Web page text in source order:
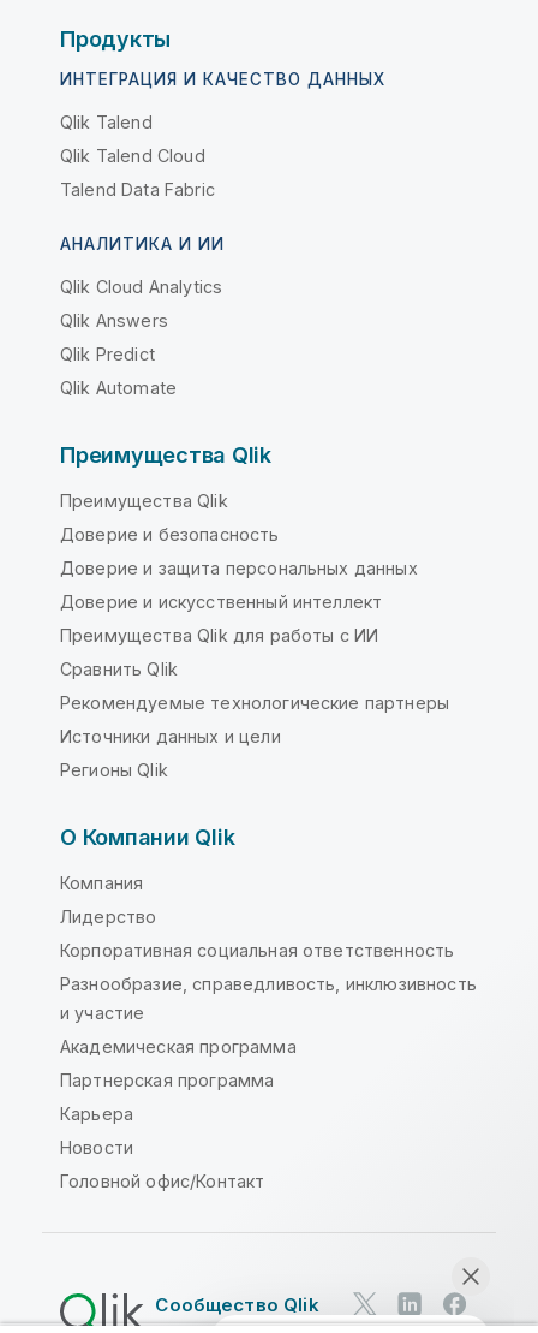
Продукты
ИНТЕГРАЦИЯ И КАЧЕСТВО ДАННЫХ
Qlik Talend
Qlik Talend Cloud
Talend Data Fabric
АНАЛИТИКА И ИИ
Qlik Cloud Analytics
Qlik Answers
Qlik Predict
Qlik Automate
Преимущества Qlik
Преимущества Qlik
Доверие и безопасность
Доверие и защита персональных данных
Доверие и искусственный интеллект
Преимущества Qlik для работы с ИИ
Сравнить Qlik
Рекомендуемые технологические партнеры
Источники данных и цели
Регионы Qlik
О Компании Qlik
Компания
Лидерство
Корпоративная социальная ответственность
Разнообразие, справедливость, инклюзивность
и участие
Академическая программа
Партнерская программа
Карьера
Новости
Головной офис/Контакт
Сообщество Qlik